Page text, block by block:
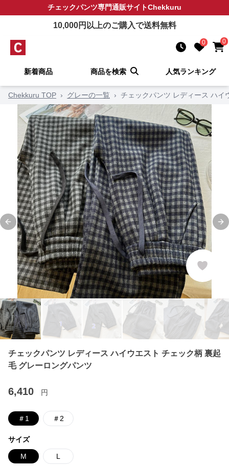
チェックパンツ専門通販サイトChekkuru
10,000円以上のご購入で送料無料
0 0
新着商品 商品を検索 人気ランキング
Chekkuru TOP › グレーの一覧 › チェックパンツ レディース ハイ
Previous slide
チェックパンツ レディース ハイウエスト チェック柄 裏起
毛 グレーロングパンツ
6,410 円
＃1 ＃2
サイズ
M L